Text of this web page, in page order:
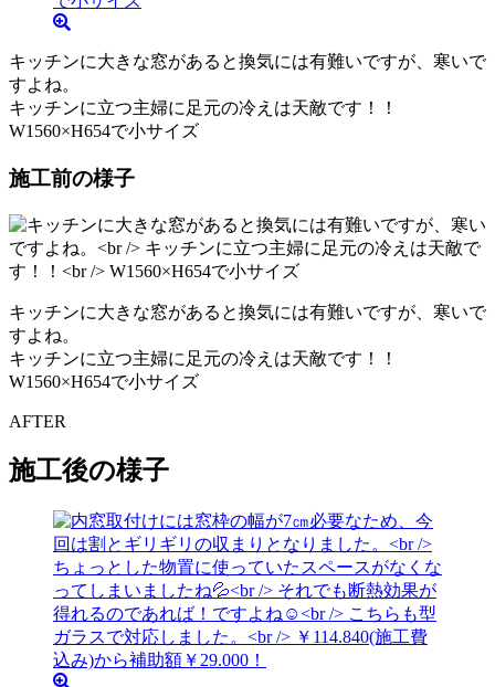
キッチンに大きな窓があると換気には有難いですが、寒いで
すよね。
キッチンに立つ主婦に足元の冷えは天敵です！！
W1560×H654で小サイズ
施工前の様子
キッチンに大きな窓があると換気には有難いですが、寒いで
すよね。
キッチンに立つ主婦に足元の冷えは天敵です！！
W1560×H654で小サイズ
AFTER
施工後の様子